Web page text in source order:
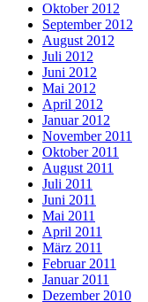
Oktober 2012
September 2012
August 2012
Juli 2012
Juni 2012
Mai 2012
April 2012
Januar 2012
November 2011
Oktober 2011
August 2011
Juli 2011
Juni 2011
Mai 2011
April 2011
März 2011
Februar 2011
Januar 2011
Dezember 2010